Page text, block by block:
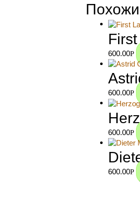
600.00Р
600.00Р
600.00Р
600.00Р